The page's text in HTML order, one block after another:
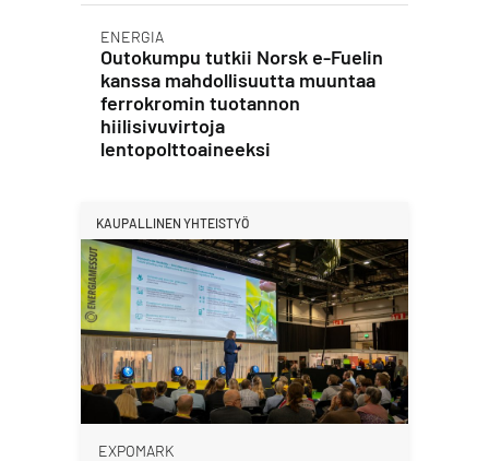
ENERGIA
Outokumpu tutkii Norsk e-Fuelin
kanssa mahdollisuutta muuntaa
ferrokromin tuotannon
hiilisivuvirtoja
lentopolttoaineeksi
KAUPALLINEN YHTEISTYÖ
EXPOMARK